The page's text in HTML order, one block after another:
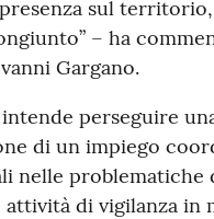
sul
– ha
Gargano.
intende perseguire
di un impiego
nelle
di vigilanza in